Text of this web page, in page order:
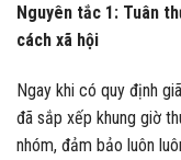
Nguyên tắc 1: Tuân
cách xã hội
Ngay khi có quy định
đã sắp xếp khung giờ
nhóm, đảm bảo luôn